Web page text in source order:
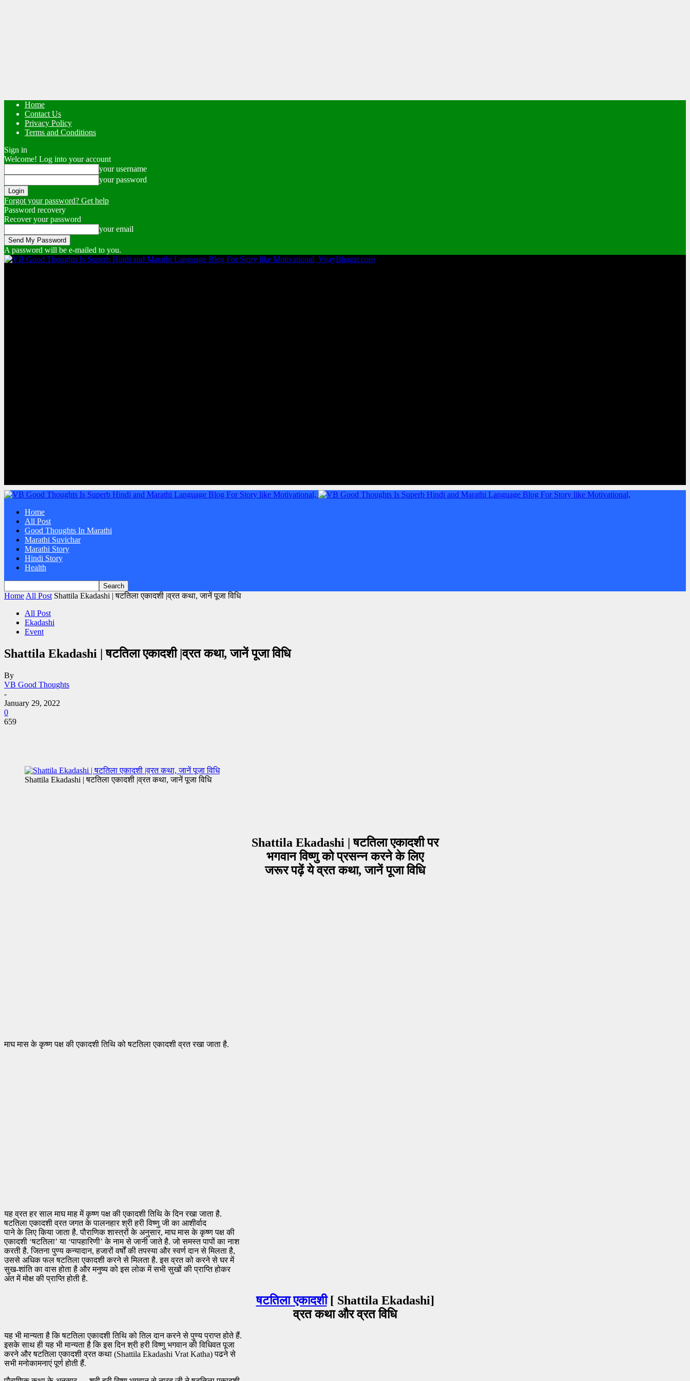
Home
Contact Us
Privacy Policy
Terms and Conditions
Sign in
Welcome! Log into your account
your username
your password
Forgot your password? Get help
Password recovery
Recover your password
your email
A password will be e-mailed to you.
VijayBhagat.com
Home
All Post
Good Thoughts In Marathi
Marathi Suvichar
Marathi Story
Hindi Story
Health
Home All Post Shattila Ekadashi | षटतिला एकादशी |व्रत कथा, जानें पूजा विधि
All Post
Ekadashi
Event
Shattila Ekadashi | षटतिला एकादशी |व्रत कथा, जानें पूजा विधि
By
VB Good Thoughts
-
January 29, 2022
0
659
Shattila Ekadashi | षटतिला एकादशी |व्रत कथा, जानें पूजा विधि
Shattila Ekadashi | षटतिला एकादशी पर
भगवान विष्णु को प्रसन्न करने के लिए
जरूर पढ़ें ये व्रत कथा, जानें पूजा विधि
माघ मास के कृष्ण पक्ष की एकादशी तिथि को षटतिला एकादशी व्रत रखा जाता है.
यह व्रत हर साल माघ माह में कृष्ण पक्ष की एकादशी तिथि के दिन रखा जाता है.
षटतिला एकादशी व्रत जगत के पालनहार श्री हरी विष्णु जी का आशीर्वाद
पाने के लिए किया जाता है. पौराणिक शास्त्रों के अनुसार, माघ मास के कृष्ण पक्ष की
एकादशी ‘षटतिला’ या ‘पापहारिणी’ के नाम से जानी जाते है. जो समस्त पापों का नाश
करती है. जितना पुण्य कन्यादान, हजारों वर्षों की तपस्या और स्वर्ण दान से मिलता है,
उससे अधिक फल षटतिला एकादशी करने से मिलता है. इस व्रत को करने से घर में
सुख-शांति का वास होता है और मनुष्य को इस लोक में सभी सुखों की प्राप्ति होकर
अंत में मोक्ष की प्राप्ति होती है.
षटतिला एकादशी[ Shattila Ekadashi]
व्रत कथा और व्रत विधि
यह भी मान्‍यता है कि षटतिला एकादशी तिथि को तिल दान करने से पुण्‍य प्राप्‍त होते हैं.
इसके साथ ही यह भी मान्‍यता है कि इस दिन श्री हरी विष्‍णु भगवान की विध‍िवत पूजा
करने और षटतिला एकादशी व्रत कथा (Shattila Ekadashi Vrat Katha) पढने से
सभी मनोकामनाएं पूर्ण होती हैं.